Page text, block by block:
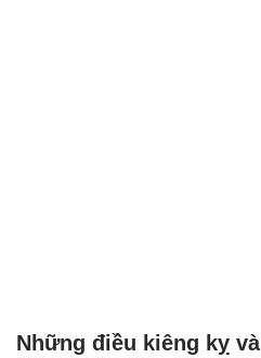
Những điều kiêng kỵ